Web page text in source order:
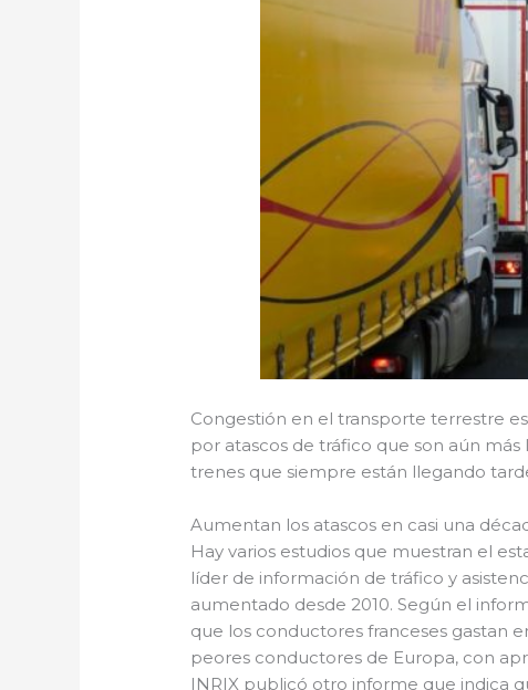
Congestión en el transporte terrestre
por atascos de tráfico que son aún
trenes que siempre están llegando
Aumentan los atascos en casi una
Hay varios estudios que muestran el
líder de información de tráfico y
aumentado desde 2010. Según el
que los conductores franceses gastan
peores conductores de Europa, con
INRIX publicó otro informe que indica